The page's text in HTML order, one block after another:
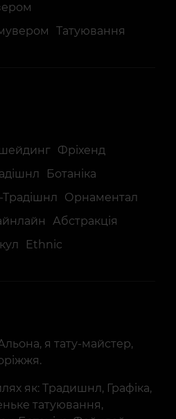
Татуювання
Фріхенд
Ботаніка
Орнаментал
Абстракція
Ethnic
я тату-майстер,
як: Традишнл, Графіка,
татуювання,